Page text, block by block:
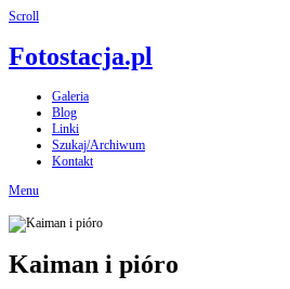
Scroll
Fotostacja.pl
Galeria
Blog
Linki
Szukaj/Archiwum
Kontakt
Menu
Kaiman i pióro